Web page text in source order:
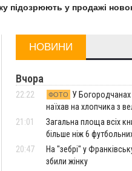
у продажі
НОВИНИ
Вчора
22:22 ФОТО
У Богородчанах
наїхав на хлопчика з
21:01
Загальна площа всіх
більше ніж 6
20:47
На "зебрі" у
збили жінку